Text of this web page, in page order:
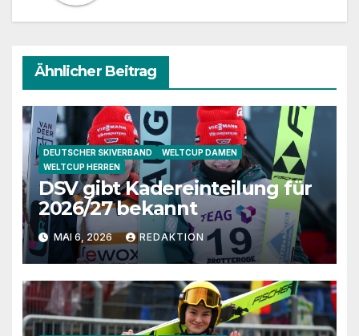
Ähnlicher Beitrag
DEUTSCHER SKIVERBAND
WELTCUP DAMEN
WELTCUP HERREN
DSV gibt Kadereinteilung für
2026/27 bekannt
MAI 6, 2026 REDAKTION